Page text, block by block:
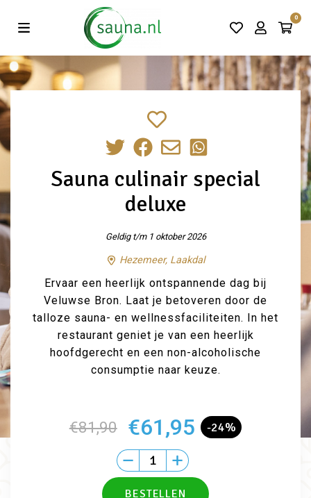
0
Vind de beste acties in één klik!
Sauna culinair special
deluxe
Geldig t/m 1 oktober 2026
Hezemeer, Laakdal
Ervaar een heerlijk ontspannende dag bij
Veluwse Bron. Laat je betoveren door de
talloze sauna- en wellnessfaciliteiten. In het
restaurant geniet je van een heerlijk
hoofdgerecht en een non-alcoholische
consumptie naar keuze.
€81,90 €61,95 -24%